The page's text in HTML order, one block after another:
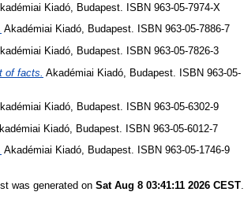
Kiadó, Budapest. ISBN 963-05-7974-X
Akadémiai Kiadó, Budapest. ISBN 963-05-7886-7
Kiadó, Budapest. ISBN 963-05-7826-3
of facts. Akadémiai Kiadó, Budapest. ISBN 963-05-
Kiadó, Budapest. ISBN 963-05-6302-9
Kiadó, Budapest. ISBN 963-05-6012-7
Akadémiai Kiadó, Budapest. ISBN 963-05-1746-9
was generated on Sat Aug 8 03:41:11 2026 CEST.